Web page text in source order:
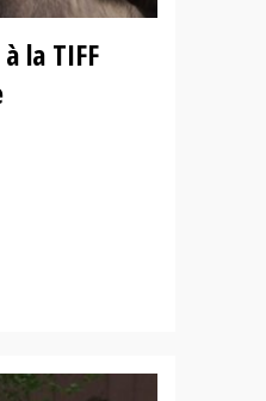
la TIFF